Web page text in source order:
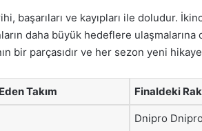
başarıları ve kayıpları ile doludur.
daha büyük hedeflere ulaşmalarına
bir parçasıdır ve her sezon yeni
Takım Finaldeki
Dnipro